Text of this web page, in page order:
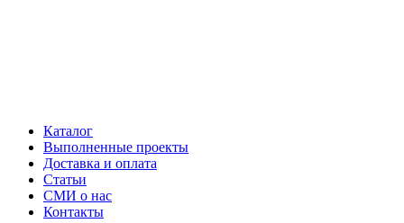
Каталог
Выполненные проекты
Доставка и оплата
Статьи
СМИ о нас
Контакты